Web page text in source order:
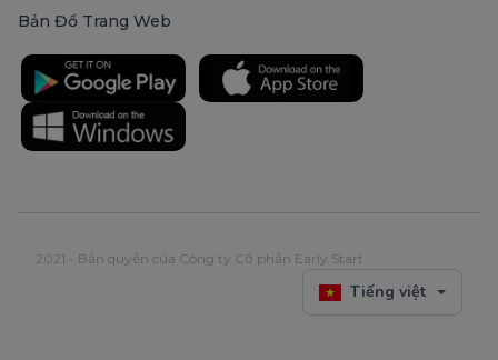
Bản Đồ Trang Web
2021 - Bản quyền của Công ty Cổ phần Early Start
Tiếng việt